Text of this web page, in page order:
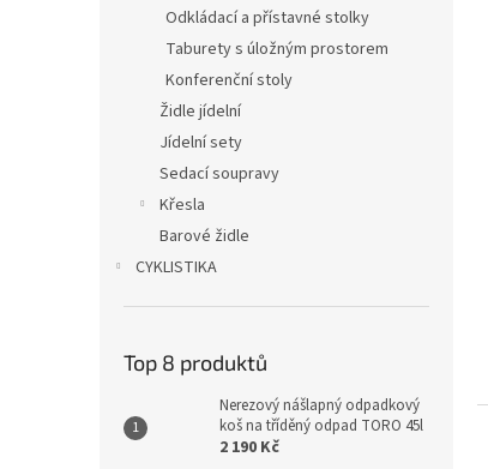
Odkládací a přístavné stolky
Taburety s úložným prostorem
Konferenční stoly
Židle jídelní
Jídelní sety
Sedací soupravy
Křesla
Barové židle
CYKLISTIKA
Top 8 produktů
Nerezový nášlapný odpadkový
koš na tříděný odpad TORO 45l
2 190 Kč